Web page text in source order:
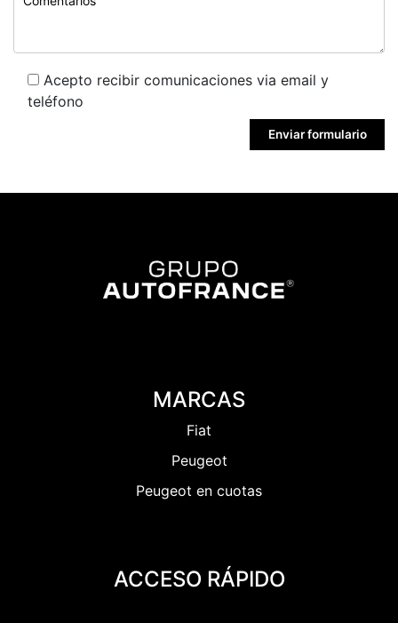
Acepto recibir comunicaciones via email y
teléfono
MARCAS
Fiat
Peugeot
Peugeot en cuotas
ACCESO RÁPIDO